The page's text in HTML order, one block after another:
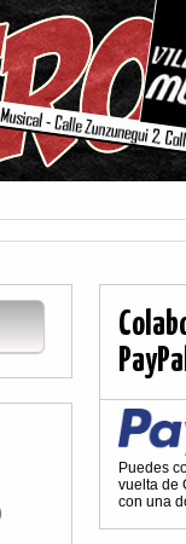
PayPal
Puedes
vuelta de
con una